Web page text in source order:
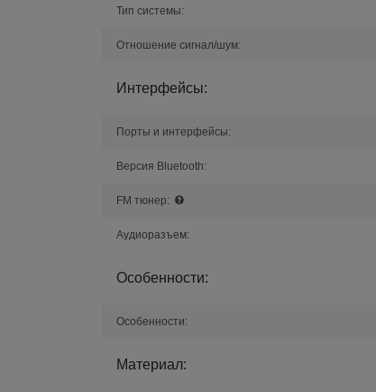
Тип системы:
Отношение сигнал/шум:
Интерфейсы:
Порты и интерфейсы:
Версия Bluetooth:
FM тюнер:
Аудиоразъем:
Особенности:
Особенности:
Материал: